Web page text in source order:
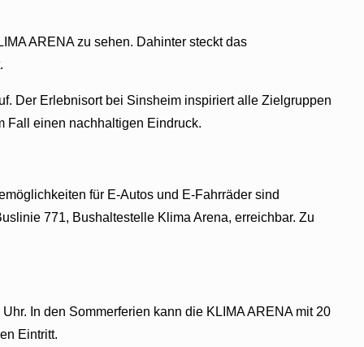
ARENA zu sehen. Dahinter steckt das
Der Erlebnisort bei Sinsheim inspiriert alle Zielgruppen
Fall einen nachhaltigen Eindruck.
für E-Autos und E-Fahrräder sind
771, Bushaltestelle Klima Arena, erreichbar. Zu
In den Sommerferien kann die KLIMA ARENA mit 20
Eintritt.